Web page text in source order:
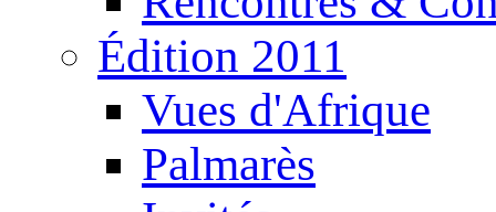
Édition 2011
Vues d'Afrique
Palmarès